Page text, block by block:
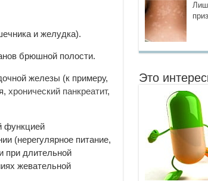
и желудка).
брюшной полости.
железы (к примеру,
хронический панкреатит,
функцией
(нерегулярное питание,
при длительной
жевательной
Это